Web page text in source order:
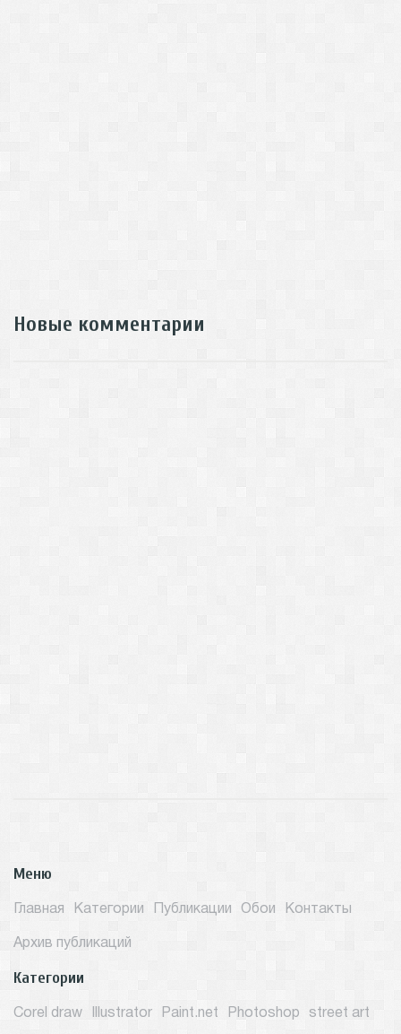
Новые комментарии
Меню
Главная Категории Публикации Обои Контакты
Архив публикаций
Категории
Corel draw Illustrator Paint.net Photoshop street art